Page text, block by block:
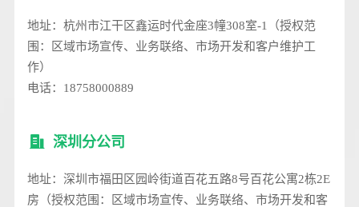
地址：杭州市江干区鑫运时代金座3幢308室-1（授权范
围：区域市场宣传、业务联络、市场开发和客户维护工
作）
电话：18758000889
深圳分公司
地址：深圳市福田区园岭街道百花五路8号百花公寓2栋2E
房（授权范围：区域市场宣传、业务联络、市场开发和客